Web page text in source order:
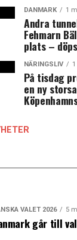
DANMARK 1
Andra
Fehmarn
plats –
NÄRINGSLIV
På tisdag
en ny
VALET 2026 5
går till